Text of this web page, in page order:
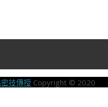
技傳授 Copyright © 2020